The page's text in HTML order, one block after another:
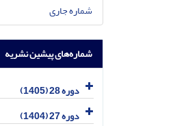
شماره جاری
شماره‌های پیشین نشریه
دوره 28 (1405)
دوره 27 (1404)